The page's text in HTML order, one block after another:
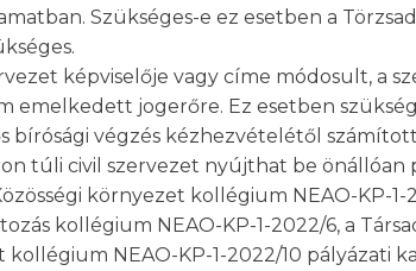
Szükséges-e ez esetben a
képviselője vagy címe módosult, a
emelkedett jogerőre. Ez esetben
bírósági végzés kézhezvételétől
túli civil szervezet nyújthat be önállóan
környezet kollégium NEAO-KP-
kollégium NEAO-KP-1-2022/6, a
kollégium NEAO-KP-1-2022/10 pályázati